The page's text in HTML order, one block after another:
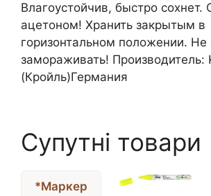
Влагоустойчив, быстро сохнет.
ацетоном! Хранить закрытым в
горизонтальном положении. Не
замораживать! Производитель:
(Кройль)Германия
Супутні товари
*Маркер